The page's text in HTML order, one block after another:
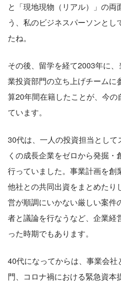
と「現地現物（リアル）」の両
う、私のビジネスパーソンとし
たね。
その後、留学を経て2003年に
業投資部門の立ち上げチームに
算20年間在籍したことが、今の
ています。
30代は、一人の投資担当とし
くの成長企業をゼロから発掘
行っていました。事業計画を創
他社との共同出資をまとめたり
営が順調にいかない厳しい案件
者と議論を行なうなど、企業経
った時期でもあります。
40代になってからは、事業会
門、コロナ禍における緊急資本